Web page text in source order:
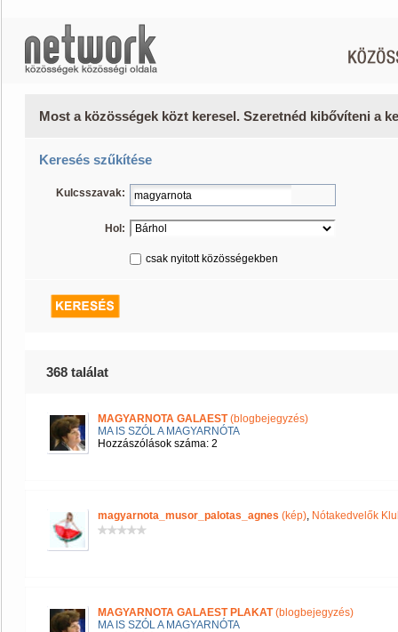
Most a közösségek közt keresel. Szeretnéd kibővíteni a
Keresés szűkítése
Kulcsszavak:
Hol:
csak nyitott közösségekben
368 találat
MAGYARNOTA GALAEST(blogbejegyzés)
MA IS SZÓL A MAGYARNÓTA
Hozzászólások száma: 2
magyarnota_musor_palotas_agnes (kép), Nótakedvelők
MAGYARNOTA GALAEST PLAKAT(blogbejegyzés)
MA IS SZÓL A MAGYARNÓTA